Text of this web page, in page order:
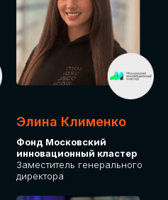
Элина Клименко
Фонд Московский
инновационный кластер
Заместитель генерального
директора
GLOBAL
ваши
Будем